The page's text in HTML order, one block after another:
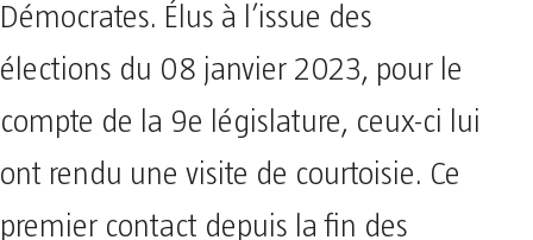
Démocrates. Élus à l’issue des
élections du 08 janvier 2023, pour le
compte de la 9e législature, ceux-ci lui
ont rendu une visite de courtoisie. Ce
premier contact depuis la fin des